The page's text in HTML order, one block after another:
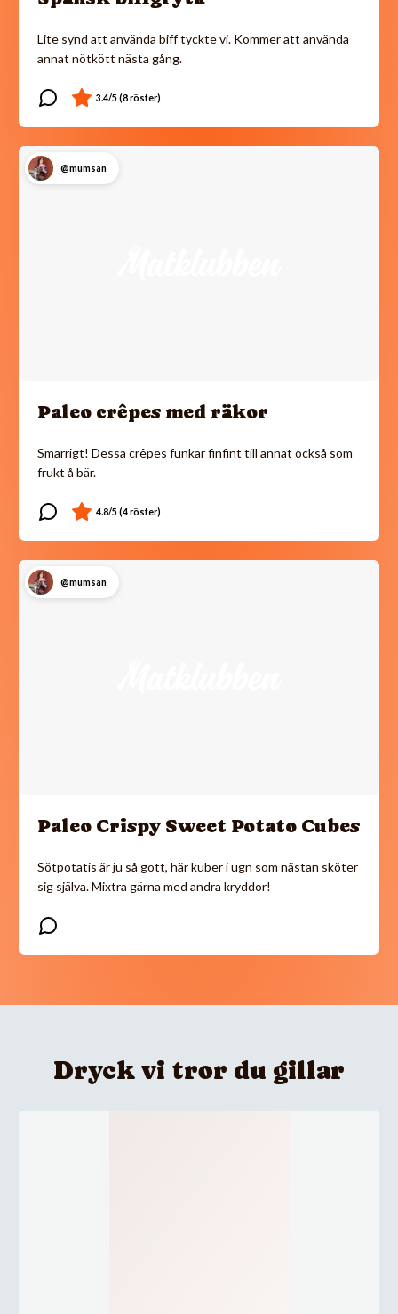
Lite synd att använda biff tyckte vi. Kommer att använda
annat nötkött nästa gång.
@mumsan
Paleo crêpes med räkor
Smarrigt! Dessa crêpes funkar finfint till annat också som
frukt å bär.
@mumsan
Paleo Crispy Sweet Potato Cubes
Sötpotatis är ju så gott, här kuber i ugn som nästan sköter
sig själva. Mixtra gärna med andra kryddor!
Dryck vi tror du gillar